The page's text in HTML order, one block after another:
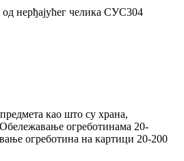
нерђајућег челика СУС304
као што су храна,
огреботинама 20-
огреботина на картици 20-200